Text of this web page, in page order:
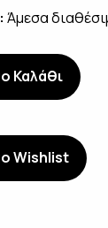
Άμεσα
Καλάθι
Wishlist